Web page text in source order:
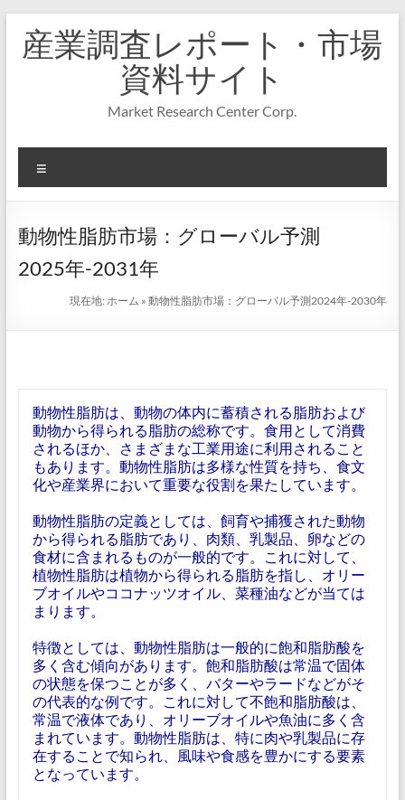
キ
プ
産業調査レポート・市場
資料サイト
Market Research Center Corp.
ニ
ー
動物性脂肪市場：グローバル予測
2025年-2031年
現在地:ホーム »動物性脂肪市場：グローバル予測2024年-2030年
動物性脂肪は、動物の体内に蓄積される脂肪および
動物から得られる脂肪の総称です。食用として消費
されるほか、さまざまな工業用途に利用されること
もあります。動物性脂肪は多様な性質を持ち、食文
化や産業界において重要な役割を果たしています。
動物性脂肪の定義としては、飼育や捕獲された動物
から得られる脂肪であり、肉類、乳製品、卵などの
食材に含まれるものが一般的です。これに対して、
植物性脂肪は植物から得られる脂肪を指し、オリー
ブオイルやココナッツオイル、菜種油などが当ては
まります。
特徴としては、動物性脂肪は一般的に飽和脂肪酸を
多く含む傾向があります。飽和脂肪酸は常温で固体
の状態を保つことが多く、バターやラードなどがそ
の代表的な例です。これに対して不飽和脂肪酸は、
常温で液体であり、オリーブオイルや魚油に多く含
まれています。動物性脂肪は、特に肉や乳製品に存
在することで知られ、風味や食感を豊かにする要素
となっています。